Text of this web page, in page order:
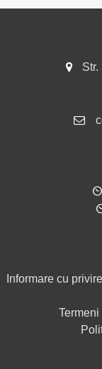
Informare cu